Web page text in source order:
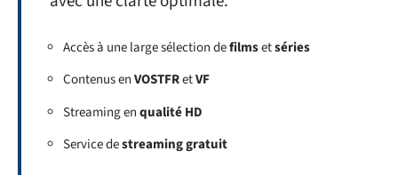
Accès à une large sélection defilmsetséries
Contenus enVOSTFRetVF
Streaming enqualité HD
Service destreaming gratuit